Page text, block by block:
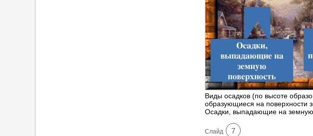
Виды осадков (по высоте
образующиеся на поверхности
Осадки, выпадающие на земную
Cлайд 7